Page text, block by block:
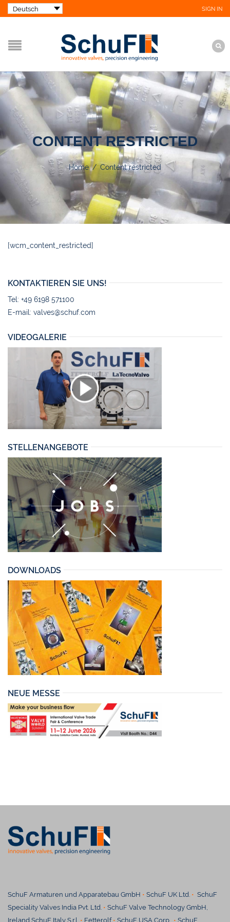
SIGN IN
CONTENT RESTRICTED
Home / Content restricted
[wcm_content_restricted]
KONTAKTIEREN SIE UNS!
Tel: +49 6198 571100
E-mail: valves@schuf.com
VIDEOGALERIE
STELLENANGEBOTE
DOWNLOADS
NEUE MESSE
SchuF Armaturen und Apparatebau GmbH • SchuF UK Ltd. • SchuF
Speciality Valves India Pvt. Ltd. • SchuF Valve Technology GmbH,
Ireland SchuF Italy S.r.l. • Fetterolf• SchuF USA Corp. • SchuF